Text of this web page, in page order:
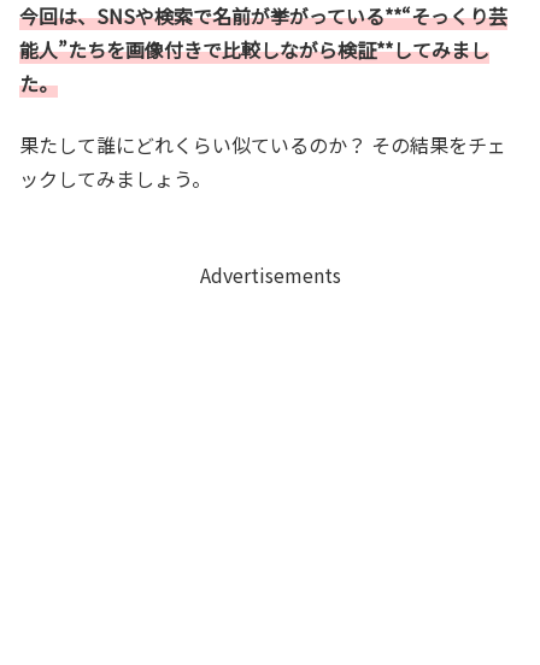
今回は、SNSや検索で名前が挙がっている**“そっくり芸
能人”たちを画像付きで比較しながら検証**してみまし
た。
果たして誰にどれくらい似ているのか？ その結果をチェ
ックしてみましょう。
Advertisements